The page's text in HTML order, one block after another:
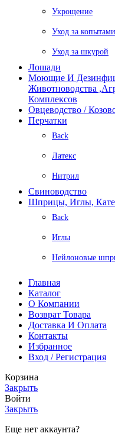
Укрощение
Уход за копытами
Уход за шкурой
Лошади
Моющие И
Животноводства
Комплексов
Овцеводство /
Перчатки
Back
Латекс
Нитрил
Свиноводство
Шприцы, Иглы,
Back
Иглы
Нейлоновые
Главная
Каталог
О Компании
Возврат Товара
Доставка И Оплата
Контакты
Избранное
Вход / Регистрация
Корзина
Закрыть
Войти
Закрыть
Еще нет аккаунта?